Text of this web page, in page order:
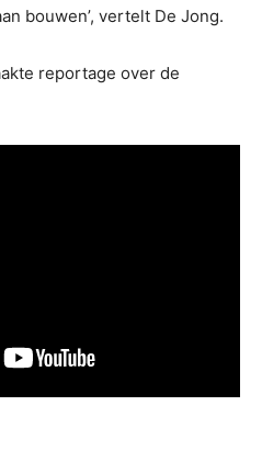
bouwen’, vertelt De Jong.
reportage over de